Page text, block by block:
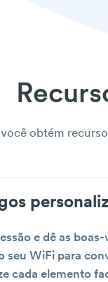
obtém
e dê as
seu WiFi para
cada elemento